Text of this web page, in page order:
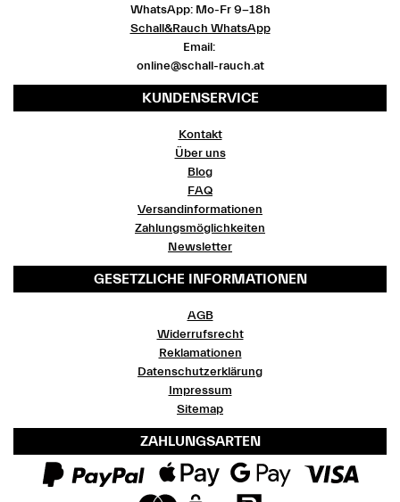
WhatsApp: Mo-Fr 9-18h
Schall&Rauch WhatsApp
Email:
online@schall-rauch.at
KUNDENSERVICE
Kontakt
Über uns
Blog
FAQ
Versandinformationen
Zahlungsmöglichkeiten
Newsletter
GESETZLICHE INFORMATIONEN
AGB
Widerrufsrecht
Reklamationen
Datenschutzerklärung
Impressum
Sitemap
ZAHLUNGSARTEN